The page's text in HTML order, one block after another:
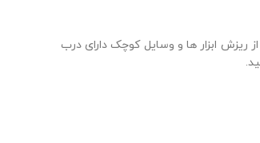
ریزش ابزار ها و وسایل کوچک دارای درب‌